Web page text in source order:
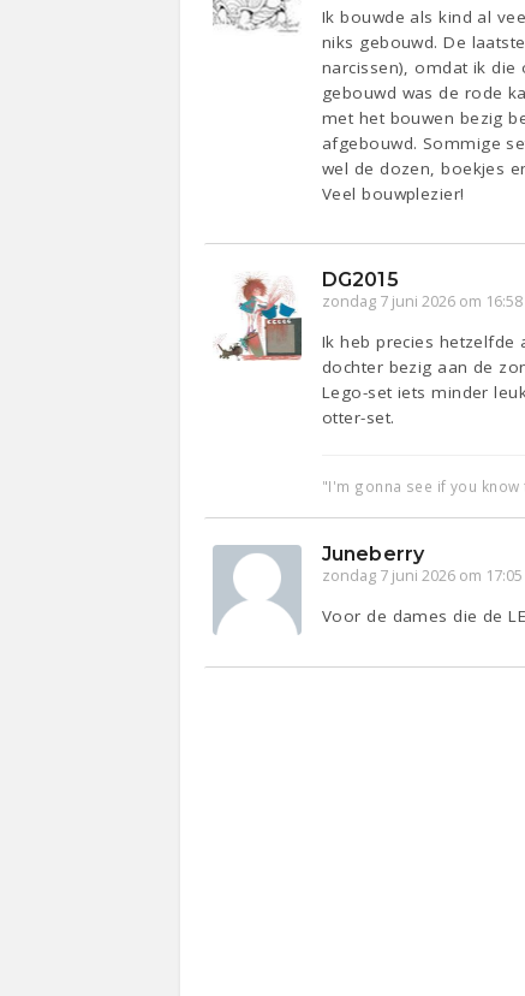
Ik bouwde als kind al
niks gebouwd. De
narcissen), omdat ik
gebouwd was de rode
met het bouwen bezig
afgebouwd. Sommige
wel de dozen, boekjes
Veel bouwplezier!
DG2015
zondag 7 juni 2026 om 16:58
Ik heb precies hetzelfde
dochter bezig aan de
Lego-set iets minder
otter-set.
"I'm gonna see if you
Juneberry
zondag 7 juni 2026 om 17:05
Voor de dames die de